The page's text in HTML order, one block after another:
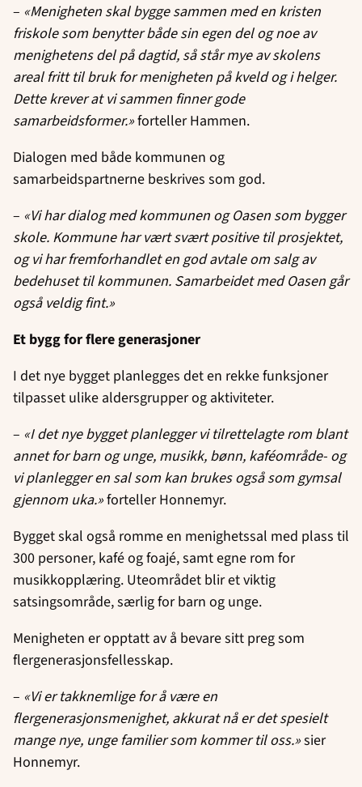
– «Menigheten skal bygge sammen med en kristen
friskole som benytter både sin egen del og noe av
menighetens del på dagtid, så står mye av skolens
areal fritt til bruk for menigheten på kveld og i helger.
Dette krever at vi sammen finner gode
samarbeidsformer.»forteller Hammen.
Dialogen med både kommunen og
samarbeidspartnerne beskrives som god.
– «Vi har dialog med kommunen og Oasen som bygger
skole. Kommune har vært svært positive til prosjektet,
og vi har fremforhandlet en god avtale om salg av
bedehuset til kommunen. Samarbeidet med Oasen går
også veldig fint.»
Et bygg for flere generasjoner
I det nye bygget planlegges det en rekke funksjoner
tilpasset ulike aldersgrupper og aktiviteter.
– «I det nye bygget planlegger vi tilrettelagte rom blant
annet for barn og unge, musikk, bønn, kaféområde- og
vi planlegger en sal som kan brukes også som gymsal
gjennom uka.»forteller Honnemyr.
Bygget skal også romme en menighetssal med plass til
300 personer, kafé og foajé, samt egne rom for
musikkopplæring. Uteområdet blir et viktig
satsingsområde, særlig for barn og unge.
Menigheten er opptatt av å bevare sitt preg som
flergenerasjonsfellesskap.
– «Vi er takknemlige for å være en
flergenerasjonsmenighet, akkurat nå er det spesielt
mange nye, unge familier som kommer til oss.»sier
Honnemyr.